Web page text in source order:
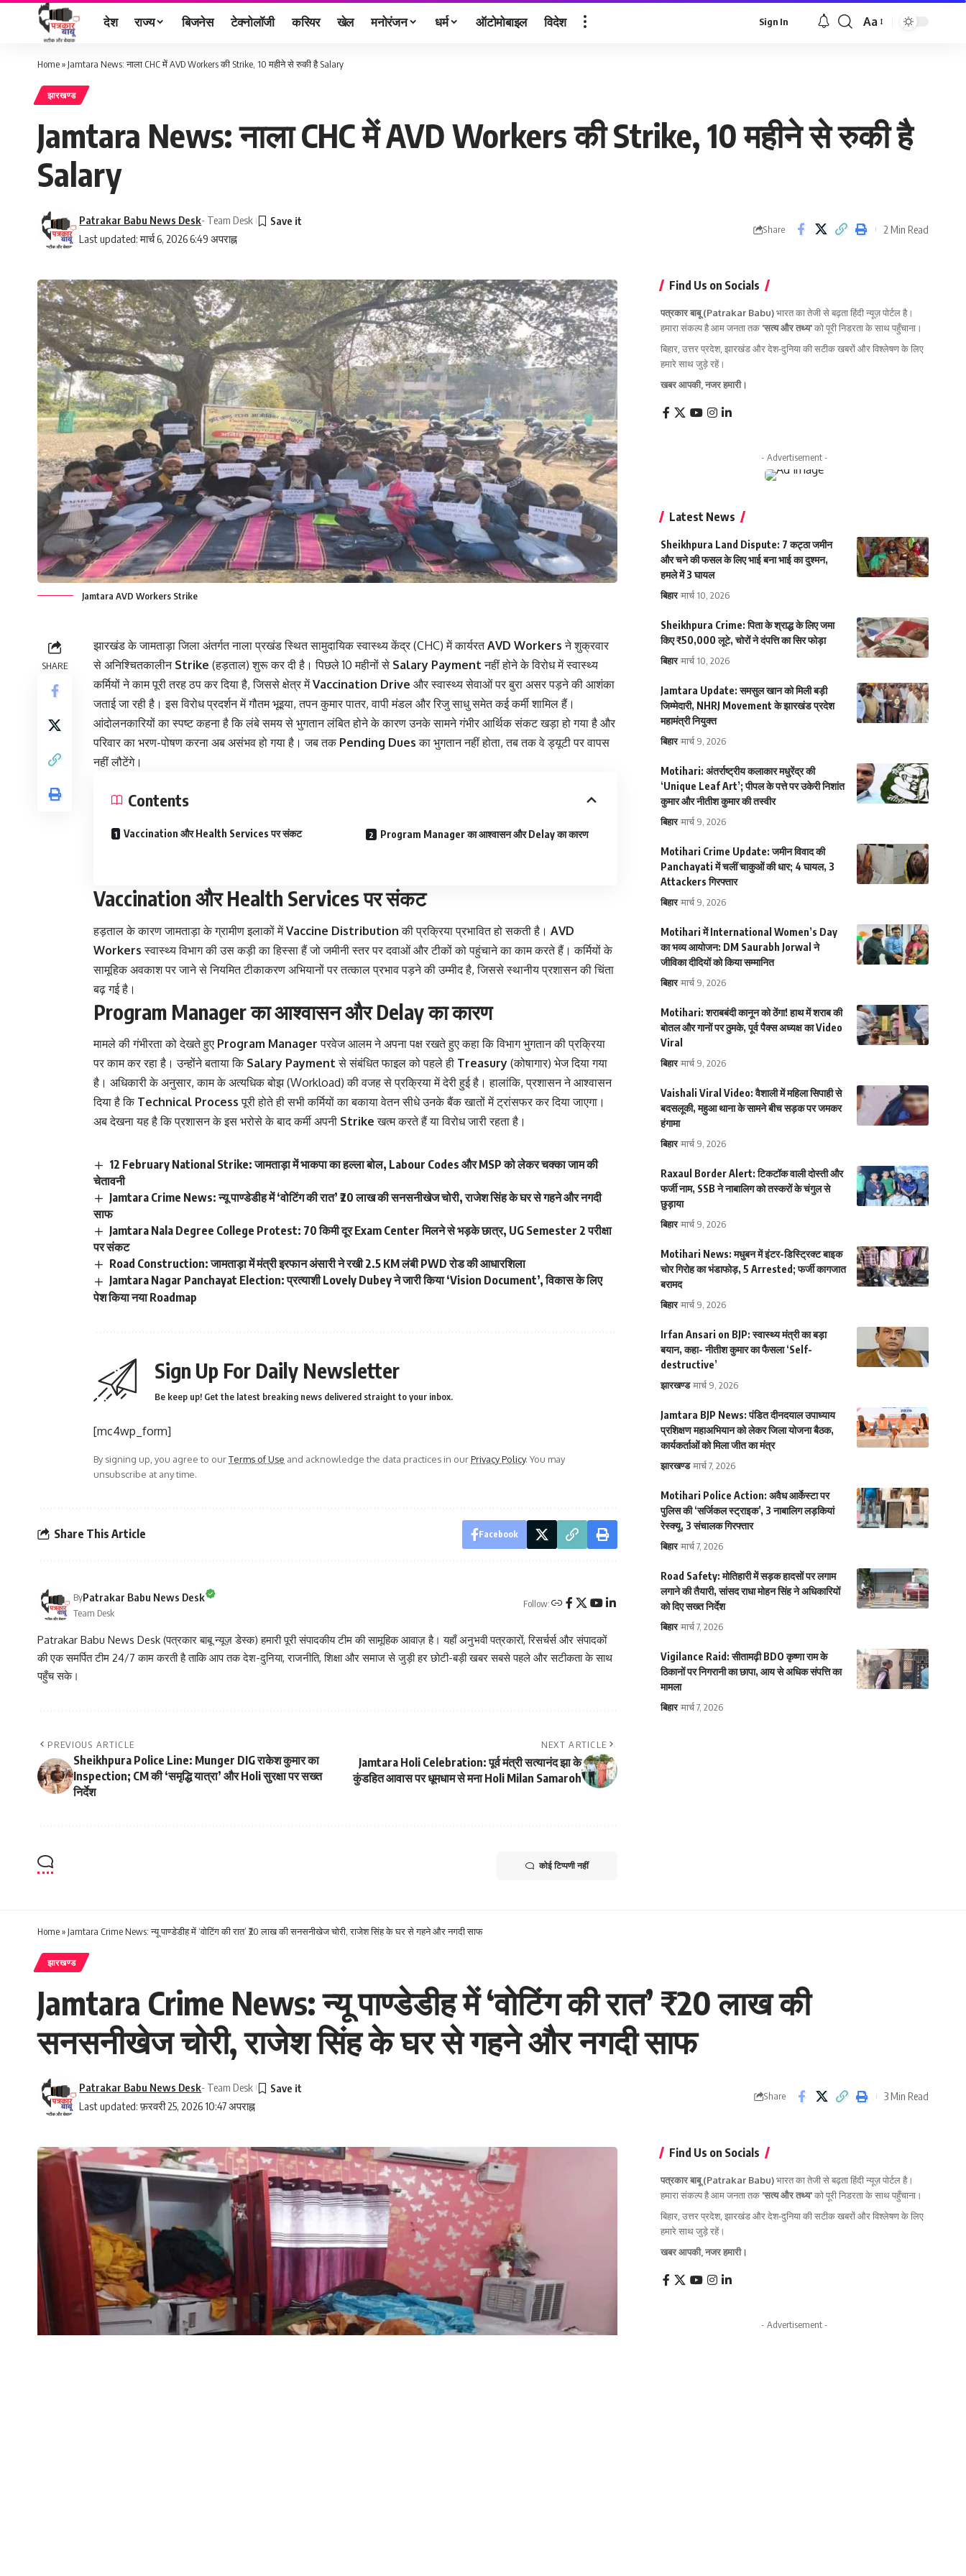
देश राज्य बिजनेस टेक्नोलॉजी करियर खेल मनोरंजन धर्म ऑटोमोबाइल विदेश Sign In
Font
Aa
Home» Jamtara News: नाला CHC में AVD Workers की Strike, 10 महीने से रुकी है Salary
झारखण्ड
Jamtara News: नाला CHC में AVD Workers की Strike, 10 महीने से रुकी है
Salary
Last updated: मार्च 6, 2026 6:49 अपराह्न
Patrakar Babu News Desk- Team Desk
Share 2 Min Read
Jamtara AVD Workers Strike
SHARE
झारखंड के जामताड़ा जिला अंतर्गत नाला प्रखंड स्थित सामुदायिक स्वास्थ्य केंद्र (CHC) में कार्यरतAVD Workers ने शुक्रवार
से अनिश्चितकालीन Strike (हड़ताल) शुरू कर दी है। पिछले 10 महीनों से Salary Payment नहीं होने के विरोध में स्वास्थ्य
कर्मियों ने काम पूरी तरह ठप कर दिया है, जिससे क्षेत्र मेंVaccination Drive और स्वास्थ्य सेवाओं पर बुरा असर पड़ने की आशंका
जताई जा रही है। इस विरोध प्रदर्शन में गौतम भूइया, तपन कुमार पातर, वापी मंडल और रिजु साधु समेत कई कर्मी शामिल हैं।
आंदोलनकारियों का स्पष्ट कहना है कि लंबे समय से भुगतान लंबित होने के कारण उनके सामने गंभीर आर्थिक संकट खड़ा हो गया है और
परिवार का भरण-पोषण करना अब असंभव हो गया है। जब तक Pending Dues का भुगतान नहीं होता, तब तक वे ड्यूटी पर वापस
नहीं लौटेंगे।
Contents
Vaccination और Health Services पर संकट Program Manager का आश्वासन और Delay का कारण
Vaccination और Health Services पर संकट
हड़ताल के कारण जामताड़ा के ग्रामीण इलाकों मेंVaccine Distribution की प्रक्रिया प्रभावित हो सकती है। AVD
Workers स्वास्थ्य विभाग की उस कड़ी का हिस्सा हैं जो जमीनी स्तर पर दवाओं और टीकों को पहुंचाने का काम करते हैं। कर्मियों के
सामूहिक अवकाश पर जाने से नियमित टीकाकरण अभियानों पर तत्काल प्रभाव पड़ने की उम्मीद है, जिससे स्थानीय प्रशासन की चिंता
बढ़ गई है।
Program Manager का आश्वासन और Delay का कारण
मामले की गंभीरता को देखते हुए Program Manager परवेज आलम ने अपना पक्ष रखते हुए कहा कि विभाग भुगतान की प्रक्रिया
पर काम कर रहा है। उन्होंने बताया कि Salary Payment से संबंधित फाइल को पहले ही Treasury (कोषागार) भेज दिया गया
है। अधिकारी के अनुसार, काम के अत्यधिक बोझ (Workload) की वजह से प्रक्रिया में देरी हुई है। हालांकि, प्रशासन ने आश्वासन
दिया है कि Technical Process पूरी होते ही सभी कर्मियों का बकाया वेतन सीधे उनके बैंक खातों में ट्रांसफर कर दिया जाएगा।
अब देखना यह है कि प्रशासन के इस भरोसे के बाद कर्मी अपनी Strike खत्म करते हैं या विरोध जारी रहता है।
12 February National Strike: जामताड़ा में भाकपा का हल्ला बोल, Labour Codes और MSP को लेकर चक्का जाम की
चेतावनी
Jamtara Crime News: न्यू पाण्डेडीह में ‘वोटिंग की रात’ ₹20 लाख की सनसनीखेज चोरी, राजेश सिंह के घर से गहने और नगदी
साफ
Jamtara Nala Degree College Protest: 70 किमी दूर Exam Center मिलने से भड़के छात्र, UG Semester 2 परीक्षा
पर संकट
Road Construction: जामताड़ा में मंत्री इरफान अंसारी ने रखी 2.5 KM लंबी PWD रोड की आधारशिला
Jamtara Nagar Panchayat Election: प्रत्याशी Lovely Dubey ने जारी किया ‘Vision Document’, विकास के लिए
पेश किया नया Roadmap
Sign Up For Daily Newsletter
Be keep up! Get the latest breaking news delivered straight to your inbox.
[mc4wp_form]
By signing up, you agree to ourTerms of Use and acknowledge the data practices in ourPrivacy Policy. You may
unsubscribe at any time.
Share This Article Facebook
ByPatrakar Babu News Desk
Team Desk
Follow:
Patrakar Babu News Desk (पत्रकार बाबू न्यूज़ डेस्क) हमारी पूरी संपादकीय टीम की सामूहिक आवाज़ है। यहाँ अनुभवी पत्रकारों, रिसर्चर्स और संपादकों
की एक समर्पित टीम 24/7 काम करती है ताकि आप तक देश-दुनिया, राजनीति, शिक्षा और समाज से जुड़ी हर छोटी-बड़ी खबर सबसे पहले और सटीकता के साथ
पहुँच सके।
PREVIOUS ARTICLE
Sheikhpura Police Line: Munger DIG राकेश कुमार का
Inspection; CM की ‘समृद्धि यात्रा’ और Holi सुरक्षा पर सख्त
निर्देश
NEXT ARTICLE
Jamtara Holi Celebration: पूर्व मंत्री सत्यानंद झा के
कुंडहित आवास पर धूमधाम से मना Holi Milan Samaroh
कोई टिप्पणी नहीं
Find Us on Socials
पत्रकार बाबू (Patrakar Babu)भारत का तेजी से बढ़ता हिंदी न्यूज़ पोर्टल है।
हमारा संकल्प है आम जनता तक 'सत्य और तथ्य'को पूरी निडरता के साथ पहुँचाना।
बिहार, उत्तर प्रदेश, झारखंड और देश-दुनिया की सटीक खबरों और विश्लेषण के लिए
हमारे साथ जुड़े रहें।
खबर आपकी, नजर हमारी।
- Advertisement -
Latest News
Sheikhpura Land Dispute: 7 कट्ठा जमीन
और चने की फसल के लिए भाई बना भाई का दुश्मन,
हमले में 3 घायल
बिहार मार्च 10, 2026
Sheikhpura Crime: पिता के श्राद्ध के लिए जमा
किए ₹50,000 लूटे, चोरों ने दंपत्ति का सिर फोड़ा
बिहार मार्च 10, 2026
Jamtara Update: समसुल खान को मिली बड़ी
जिम्मेदारी, NHRJ Movement के झारखंड प्रदेश
महामंत्री नियुक्त
बिहार मार्च 9, 2026
Motihari: अंतर्राष्ट्रीय कलाकार मधुरेंद्र की
‘Unique Leaf Art’; पीपल के पत्ते पर उकेरी निशांत
कुमार और नीतीश कुमार की तस्वीर
बिहार मार्च 9, 2026
Motihari Crime Update: जमीन विवाद की
Panchayati में चलीं चाकुओं की धार; 4 घायल, 3
Attackers गिरफ्तार
बिहार मार्च 9, 2026
Motihari में International Women’s Day
का भव्य आयोजन: DM Saurabh Jorwal ने
जीविका दीदियों को किया सम्मानित
बिहार मार्च 9, 2026
Motihari: शराबबंदी कानून को ठेंगा! हाथ में शराब की
बोतल और गानों पर ठुमके, पूर्व पैक्स अध्यक्ष का Video
Viral
बिहार मार्च 9, 2026
Vaishali Viral Video: वैशाली में महिला सिपाही से
बदसलूकी, महुआ थाना के सामने बीच सड़क पर जमकर
हंगामा
बिहार मार्च 9, 2026
Raxaul Border Alert: टिकटॉक वाली दोस्ती और
फर्जी नाम, SSB ने नाबालिग को तस्करों के चंगुल से
छुड़ाया
बिहार मार्च 9, 2026
Motihari News: मधुबन में इंटर-डिस्ट्रिक्ट बाइक
चोर गिरोह का भंडाफोड़, 5 Arrested; फर्जी कागजात
बरामद
बिहार मार्च 9, 2026
Irfan Ansari on BJP: स्वास्थ्य मंत्री का बड़ा
बयान, कहा- नीतीश कुमार का फैसला ‘Self-
destructive’
झारखण्ड मार्च 9, 2026
Jamtara BJP News: पंडित दीनदयाल उपाध्याय
प्रशिक्षण महाअभियान को लेकर जिला योजना बैठक,
कार्यकर्ताओं को मिला जीत का मंत्र
झारखण्ड मार्च 7, 2026
Motihari Police Action: अवैध आर्केस्टा पर
पुलिस की ‘सर्जिकल स्ट्राइक’, 3 नाबालिग लड़कियां
रेस्क्यू, 3 संचालक गिरफ्तार
बिहार मार्च 7, 2026
Road Safety: मोतिहारी में सड़क हादसों पर लगाम
लगाने की तैयारी, सांसद राधा मोहन सिंह ने अधिकारियों
को दिए सख्त निर्देश
बिहार मार्च 7, 2026
Vigilance Raid: सीतामढ़ी BDO कृष्णा राम के
ठिकानों पर निगरानी का छापा, आय से अधिक संपत्ति का
मामला
बिहार मार्च 7, 2026
Home» Jamtara Crime News: न्यू पाण्डेडीह में ‘वोटिंग की रात’ ₹20 लाख की सनसनीखेज चोरी, राजेश सिंह के घर से गहने और नगदी साफ
झारखण्ड
Jamtara Crime News: न्यू पाण्डेडीह में ‘वोटिंग की रात’ ₹20 लाख की
सनसनीखेज चोरी, राजेश सिंह के घर से गहने और नगदी साफ
Last updated: फ़रवरी 25, 2026 10:47 अपराह्न
Patrakar Babu News Desk- Team Desk
Share 3 Min Read
Find Us on Socials
पत्रकार बाबू (Patrakar Babu)भारत का तेजी से बढ़ता हिंदी न्यूज़ पोर्टल है।
हमारा संकल्प है आम जनता तक 'सत्य और तथ्य'को पूरी निडरता के साथ पहुँचाना।
बिहार, उत्तर प्रदेश, झारखंड और देश-दुनिया की सटीक खबरों और विश्लेषण के लिए
हमारे साथ जुड़े रहें।
खबर आपकी, नजर हमारी।
- Advertisement -